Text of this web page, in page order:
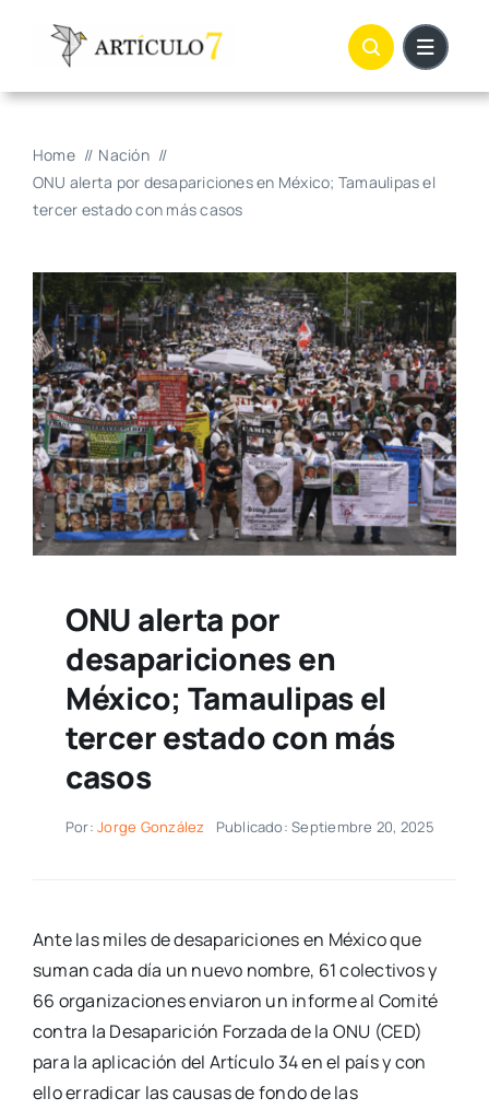
Home
Nación
ONU alerta por desapariciones en México; Tamaulipas el
tercer estado con más casos
ONU alerta por
desapariciones en
México; Tamaulipas el
tercer estado con más
casos
Por:Jorge González Publicado: Septiembre 20, 2025
Ante las miles de desapariciones en México que
suman cada día un nuevo nombre, 61 colectivos y
66 organizaciones enviaron un informe al Comité
contra la Desaparición Forzada de la ONU (CED)
para la aplicación del Artículo 34 en el país y con
ello erradicar las causas de fondo de las